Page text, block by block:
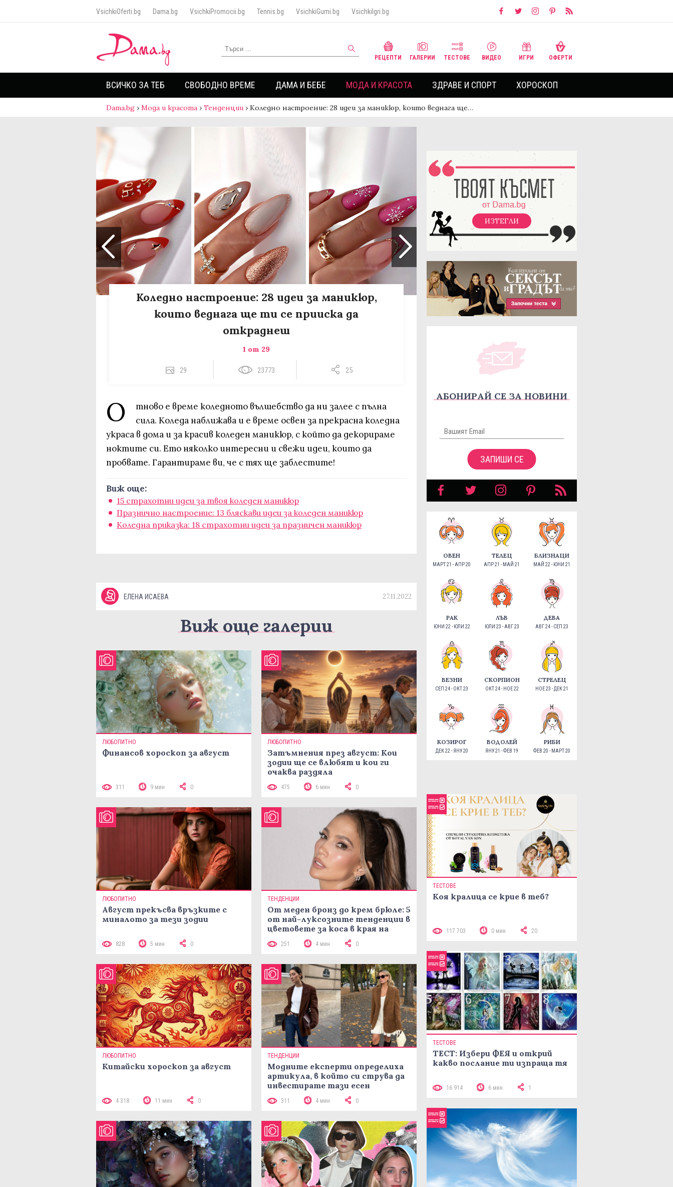
VsichkiOferti.bg Dama.bg VsichkiPromocii.bg Tennis.bg VsichkiGumi.bg VsichkiIgri.bg
РЕЦЕПТИ ГАЛЕРИИ ТЕСТОВЕ ВИДЕО ИГРИ ОФЕРТИ
ВСИЧКО ЗА ТЕБ СВОБОДНО ВРЕМЕ ДАМА И БЕБЕ МОДА И КРАСОТА ЗДРАВЕ И СПОРТ ХОРОСКОП
Dama.bg › Мода и красота › Тенденции › Коледно настроение: 28 идеи за маникюр, които веднага ще…
Коледно настроение: 28 идеи за маникюр,
които веднага ще ти се прииска да
откраднеш
1 от 29
29 23773 25
О
тново е време коледното вълшебство да ни залее с пълна
сила. Коледа наближава и е време освен за прекрасна коледна
украса в дома и за красив коледен маникюр, с който да декорираме
ноктите си. Ето няколко интересни и свежи идеи, които да
пробвате. Гарантираме ви, че с тях ще заблестите!
Виж още:
15 страхотни идеи за твоя коледен маникюр
Празнично настроение: 13 бляскави идеи за коледен маникюр
Коледна приказка: 18 страхотни идеи за празничен маникюр
ЕЛЕНА ИСАЕВА 27.11.2022
Виж още галерии
ЛЮБОПИТНО
Финансов хороскоп за август
311 9 мин 0
ЛЮБОПИТНО
Затъмнения през август: Кои
зодии ще се влюбят и кои ги
очаква раздяла
475 6 мин 0
ЛЮБОПИТНО
Август прекъсва връзките с
миналото за тези зодии
828 5 мин 0
ТЕНДЕНЦИИ
От меден бронз до крем брюле: 5
от най-луксозните тенденции в
цветовете за коса в края на
251 4 мин 0
ЛЮБОПИТНО
Китайски хороскоп за август
4 318 11 мин 0
ТЕНДЕНЦИИ
Модните експерти определиха
артикула, в който си струва да
инвестирате тази есен
311 4 мин 0
ИЗТЕГЛИ
АБОНИРАЙ СЕ ЗА НОВИНИ
ЗАПИШИ СЕ
ОВЕН
МАРТ 21 - АПР 20
ТЕЛЕЦ
АПР 21 - МАЙ 21
БЛИЗНАЦИ
МАЙ 22 - ЮНИ 21
РАК
ЮНИ 22 - ЮЛИ 22
ЛЪВ
ЮЛИ 23 - АВГ 23
ДЕВА
АВГ 24 - СЕП 23
ВЕЗНИ
СЕП 24 - ОКТ 23
СКОРПИОН
ОКТ 24 - НОЕ 22
СТРЕЛЕЦ
НОЕ 23 - ДЕК 21
КОЗИРОГ
ДЕК 22 - ЯНУ 20
ВОДОЛЕЙ
ЯНУ 21 - ФЕВ 19
РИБИ
ФЕВ 20 - МАРТ 20
ТЕСТОВЕ
Коя кралица се крие в теб?
117 703 0 мин 20
ТЕСТОВЕ
ТЕСТ: Избери ФЕЯ и открий
какво послание ти изпраща тя
16 914 6 мин 1